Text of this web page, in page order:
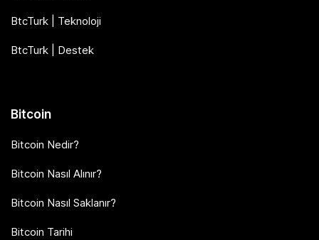
BtcTurk | Teknoloji
BtcTurk | Destek
Bitcoin
Bitcoin Nedir?
Bitcoin Nasıl Alınır?
Bitcoin Nasıl Saklanır?
Bitcoin Tarihi